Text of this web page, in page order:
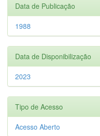
Data de Publicação
1988
Data de Disponibilização
2023
Tipo de Acesso
Acesso Aberto